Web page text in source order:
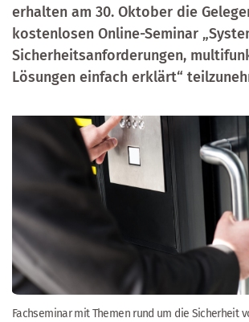
erhalten am 30. Oktober die
kostenlosen Online-Seminar
Sicherheitsanforderungen,
Lösungen einfach erklärt“
Fachseminar mit Themen rund um die Sicherheit